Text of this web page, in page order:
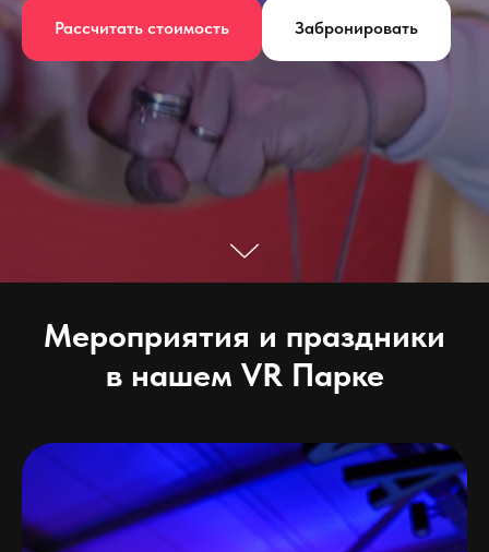
Рассчитать стоимость Забронировать
Мероприятия и праздники
в нашем VR Парке